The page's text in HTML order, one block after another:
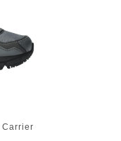
Carrier